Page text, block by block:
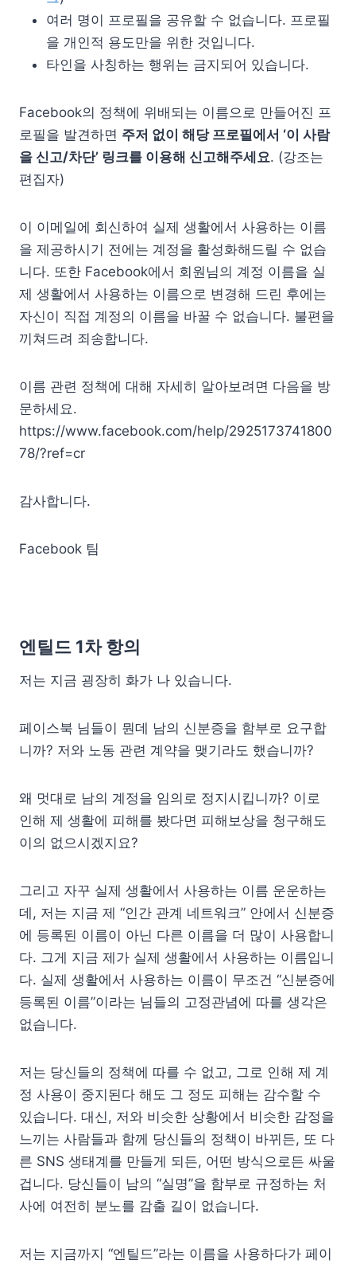
여러 명이 프로필을 공유할 수 없습니다. 프로필
을 개인적 용도만을 위한 것입니다.
타인을 사칭하는 행위는 금지되어 있습니다.
Facebook의 정책에 위배되는 이름으로 만들어진 프
로필을 발견하면 주저 없이 해당 프로필에서 ‘이 사람
을 신고/차단’ 링크를 이용해 신고해주세요. (강조는
편집자)
이 이메일에 회신하여 실제 생활에서 사용하는 이름
을 제공하시기 전에는 계정을 활성화해드릴 수 없습
니다. 또한 Facebook에서 회원님의 계정 이름을 실
제 생활에서 사용하는 이름으로 변경해 드린 후에는
자신이 직접 계정의 이름을 바꿀 수 없습니다. 불편을
끼쳐드려 죄송합니다.
이름 관련 정책에 대해 자세히 알아보려면 다음을 방
문하세요.
https://www.facebook.com/help/2925173741800
78/?ref=cr
감사합니다.
Facebook 팀
엔틸드 1차 항의
저는 지금 굉장히 화가 나 있습니다.
페이스북 님들이 뭔데 남의 신분증을 함부로 요구합
니까? 저와 노동 관련 계약을 맺기라도 했습니까?
왜 멋대로 남의 계정을 임의로 정지시킵니까? 이로
인해 제 생활에 피해를 봤다면 피해보상을 청구해도
이의 없으시겠지요?
그리고 자꾸 실제 생활에서 사용하는 이름 운운하는
데, 저는 지금 제 “인간 관계 네트워크” 안에서 신분증
에 등록된 이름이 아닌 다른 이름을 더 많이 사용합니
다. 그게 지금 제가 실제 생활에서 사용하는 이름입니
다. 실제 생활에서 사용하는 이름이 무조건 “신분증에
등록된 이름”이라는 님들의 고정관념에 따를 생각은
없습니다.
저는 당신들의 정책에 따를 수 없고, 그로 인해 제 계
정 사용이 중지된다 해도 그 정도 피해는 감수할 수
있습니다. 대신, 저와 비슷한 상황에서 비슷한 감정을
느끼는 사람들과 함께 당신들의 정책이 바뀌든, 또 다
른 SNS 생태계를 만들게 되든, 어떤 방식으로든 싸울
겁니다. 당신들이 남의 “실명”을 함부로 규정하는 처
사에 여전히 분노를 감출 길이 없습니다.
저는 지금까지 “엔틸드”라는 이름을 사용하다가 페이